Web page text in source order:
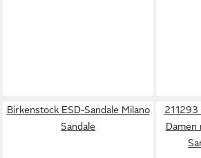
Birkenstock ESD-Sandale Milano
Sandale
Damen